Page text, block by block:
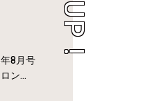
8月号
ン...